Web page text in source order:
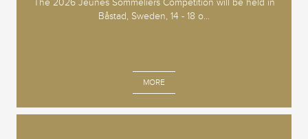
Båstad, Sweden, 14 - 18 o...
MORE